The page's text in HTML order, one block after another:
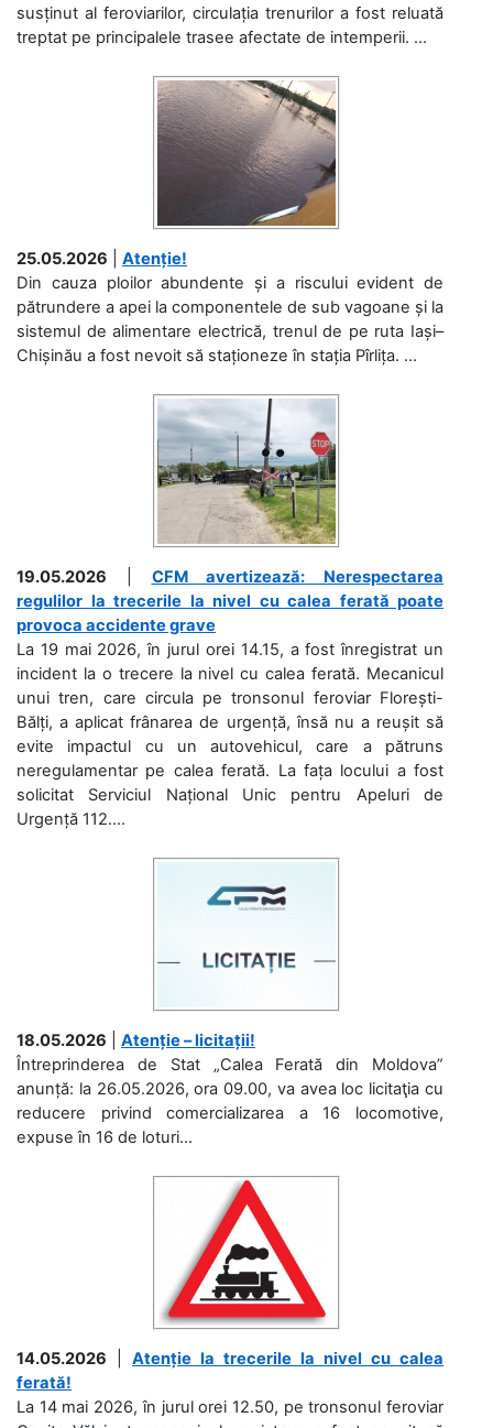
susținut al feroviarilor, circulația trenurilor a fost reluată
treptat pe principalele trasee afectate de intemperii. ...
25.05.2026
Atenție!
Din cauza ploilor abundente și a riscului evident de
pătrundere a apei la componentele de sub vagoane și la
sistemul de alimentare electrică, trenul de pe ruta Iași–
Chișinău a fost nevoit să staționeze în stația Pîrlița. ...
19.05.2026
CFM avertizează: Nerespectarea
regulilor la trecerile la nivel cu calea ferată poate
provoca accidente grave
La 19 mai 2026, în jurul orei 14.15, a fost înregistrat un
incident la o trecere la nivel cu calea ferată. Mecanicul
unui tren, care circula pe tronsonul feroviar Florești-
Bălți, a aplicat frânarea de urgență, însă nu a reușit să
evite impactul cu un autovehicul, care a pătruns
neregulamentar pe calea ferată. La fața locului a fost
solicitat Serviciul Național Unic pentru Apeluri de
Urgență 112....
18.05.2026
Atenție – licitații!
Întreprinderea de Stat „Calea Ferată din Moldova”
anunță: la 26.05.2026, ora 09.00, va avea loc licitaţia cu
reducere privind comercializarea a 16 locomotive,
expuse în 16 de loturi...
14.05.2026
Atenție la trecerile la nivel cu calea
ferată!
La 14 mai 2026, în jurul orei 12.50, pe tronsonul feroviar